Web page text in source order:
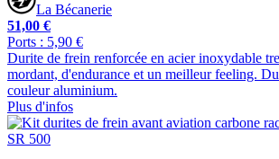
La Bécanerie
51,00 €
Ports : 5,90 €
Durite de frein renforcée en acier inoxydable
mordant, d'endurance et un meilleur feeling.
couleur aluminium.
Plus d'infos